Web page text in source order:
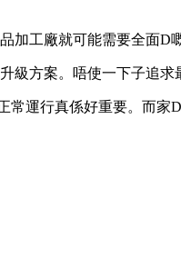
加工廠就可能需要全面D
方案。唔使一下子追求
運行真係好重要。而家